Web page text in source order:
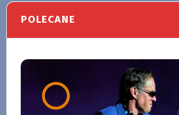
POLECANE